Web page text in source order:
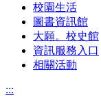
校園生活
圖書資訊館
大願。校史館
資訊服務入口
相關活動
:::